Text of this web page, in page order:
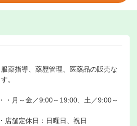
薬指導、薬歴管理、医薬品の販売な
。
・月～金／9:00～19:00、土／9:00～
店舗定休日：日曜日、祝日